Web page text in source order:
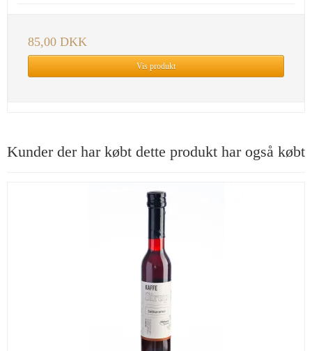
85,00 DKK
Vis produkt
Kunder der har købt dette produkt har også købt